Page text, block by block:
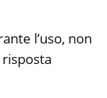
l’uso, non